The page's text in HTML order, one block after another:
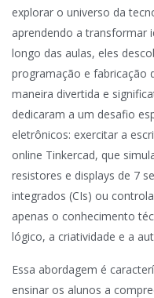
explorar o universo da
aprendendo a transformar
longo das aulas, eles
programação e fabricação
maneira divertida e
dedicaram a um desafio
eletrônicos: exercitar a
online Tinkercad, que
resistores e displays de 7
integrados (CIs) ou
apenas o conhecimento
lógico, a criatividade e a
Essa abordagem é
ensinar os alunos a